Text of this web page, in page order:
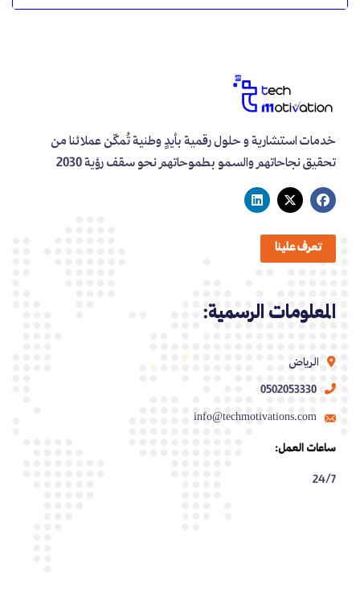
خدمات استشارية و حلول رقمية بأيدٍ وطنية تُمكّن عملائنا من
تحقيق نجاحاتهم والسمو بطموحاتهم نحو سقف رؤية 2030
تعرف علينا
المعلومات الرسمية:
الرياض
0502053330
info@techmotivations.com
ساعات العمل:
24/7